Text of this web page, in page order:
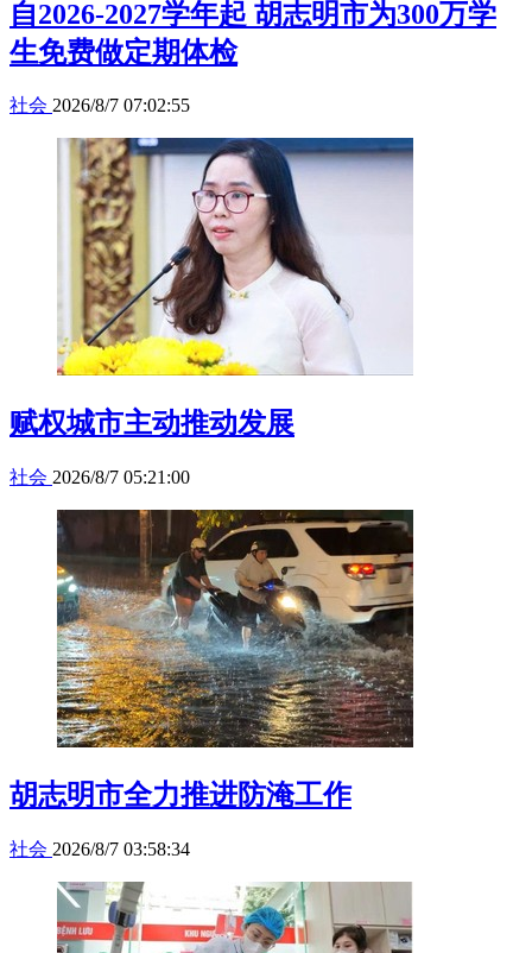
自2026-2027学年起 胡志明市为300万学
生免费做定期体检
社会 2026/8/7 07:02:55
赋权城市主动推动发展
社会 2026/8/7 05:21:00
胡志明市全力推进防淹工作
社会 2026/8/7 03:58:34